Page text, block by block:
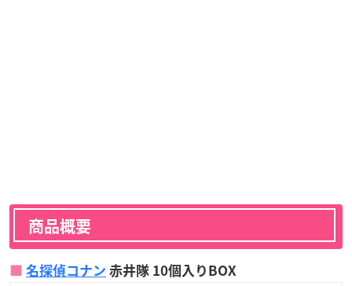
商品概要
名探偵コナン 赤井隊 10個入りBOX